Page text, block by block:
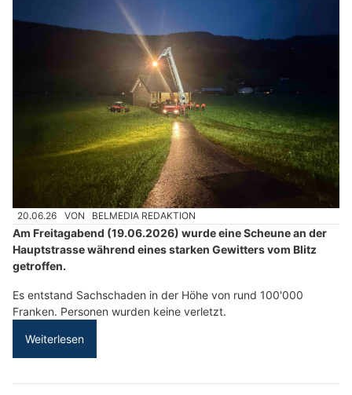
20.06.26 VON BELMEDIA REDAKTION
Am Freitagabend (19.06.2026) wurde eine Scheune an der
Hauptstrasse während eines starken Gewitters vom Blitz
getroffen.
Es entstand Sachschaden in der Höhe von rund 100'000
Franken. Personen wurden keine verletzt.
Weiterlesen